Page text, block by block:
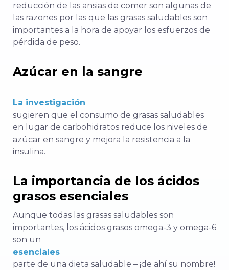
reducción de las ansias de comer son algunas de
las razones por las que las grasas saludables son
importantes a la hora de apoyar los esfuerzos de
pérdida de peso.
Azúcar en la sangre
La investigación
sugieren que el consumo de grasas saludables
en lugar de carbohidratos reduce los niveles de
azúcar en sangre y mejora la resistencia a la
insulina.
La importancia de los ácidos
grasos esenciales
Aunque todas las grasas saludables son
importantes, los ácidos grasos omega-3 y omega-6
son un
esenciales
parte de una dieta saludable – ¡de ahí su nombre!